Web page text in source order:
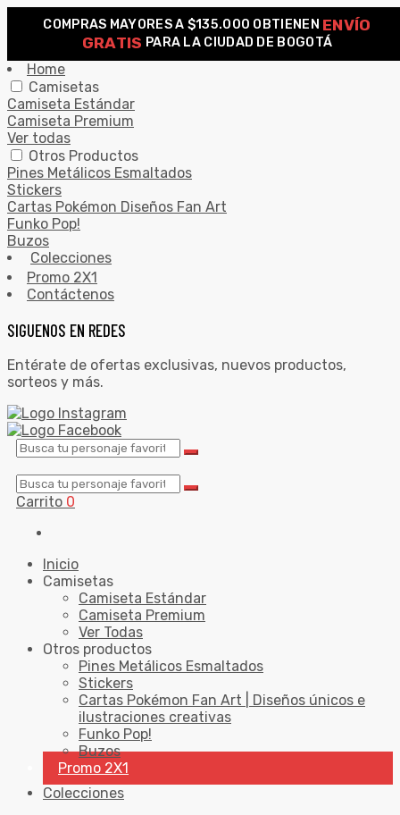
COMPRAS MAYORES A $135.000 OBTIENEN ENVÍO
GRATIS PARA LA CIUDAD DE BOGOTÁ
SEARCH
Home
Camisetas
Camiseta Estándar
Camiseta Premium
Ver todas
Otros Productos
Pines Metálicos Esmaltados
Stickers
Cartas Pokémon Diseños Fan Art
Funko Pop!
Buzos
Colecciones
Promo 2X1
Contáctenos
SIGUENOS EN REDES
Entérate de ofertas exclusivas, nuevos productos,
sorteos y más.
Carrito 0
Inicio
Camisetas
Camiseta Estándar
Camiseta Premium
Ver Todas
Otros productos
Pines Metálicos Esmaltados
Stickers
Cartas Pokémon Fan Art | Diseños únicos e
ilustraciones creativas
Funko Pop!
Buzos
Promo 2X1
Colecciones